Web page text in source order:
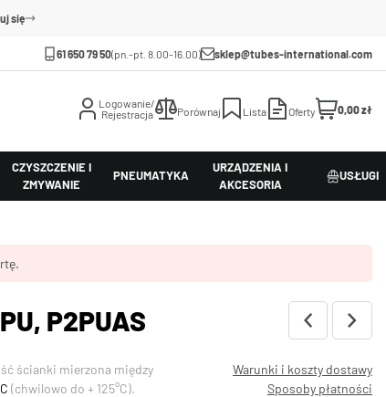
się
61 650 79 50(pn.-pt. 8.00-16.00) sklep@tubes-international.com
Logowanie/
Rejestracja
Porównaj Lista Oferty 0,00 zł
CZYSZCZENIE I
ZMYWANIE
PNEUMATYKA
URZĄDZENIA I
AKCESORIA
USŁUGI
P2PUAS
ścianki mierzona między
(chwilowo do + 125°C).
Warunki i koszty dostawy
Sposoby płatności